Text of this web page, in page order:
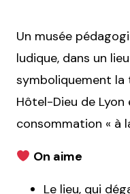
Un musée
ludique, dans un
symboliquement la
Hôtel-Dieu de
consommation « à
On aime
Le lieu, qui